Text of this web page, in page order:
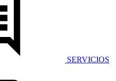
SERVICIOS